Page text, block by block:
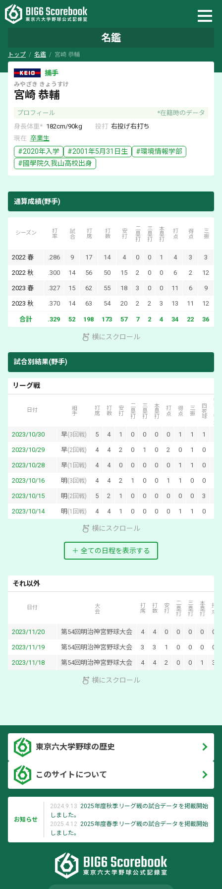
名鑑
トップ 名鑑 宮崎 恭輔
捕手
宮崎 恭輔
みやざき きょうすけ
プロフィール
*在籍時のデータ
身長体重* 182cm/90kg 投打 右投げ右打ち
現在 卒業生
#2020年入学 #2001年5月31日 生 #環境情報学部
#國學院久我山高校出身
通算成績(野手)
シーズン 打率 試合 打席 打数 安打 二塁打 三塁打 本塁打 打点 得点 三振
2022 春 .286 9 17 14 4 0 0 1 4 3 3
2022 秋 .300 14 56 50 15 2 0 0 6 2 12
2023 春 .327 15 62 55 18 3 0 0 11 6 9
2023 秋 .370 14 63 54 20 2 2 3 13 11 12
合計 .329 52 198 173 57 7 2 4 34 22 36
横にスクロール
試合別結果(野手)
リーグ戦
日付 相手 打席 打数 安打 二塁打 三塁打 本塁打 打点 得点 三振 四死球 犠打・犠飛
2023/10/30 早(3回戦) 5 4 1 0 0 0 0 1 1 1
2023/10/29 早(2回戦) 4 4 2 0 1 0 2 0 1 0
2023/10/28 早(1回戦) 4 4 0 0 0 0 0 1 1 0
2023/10/16 明 (3回戦) 4 4 2 1 0 0 1 1 0 0
2023/10/15 明 (2回戦) 5 2 1 0 0 0 0 0 0 3
2023/10/14 明 (1回戦) 4 4 1 0 0 0 0 1 1 0
横にスクロール
全ての日程を表示する
それ以外
日付 大会 打席 打数 安打 二塁打 三塁打 本塁打 打点
2023/11/20 第54回明治神宮野球大会 4 4 0 0 0 0 0
2023/11/19 第54回明治神宮野球大会 3 3 1 0 0 0 0
2023/11/18 第54回明治神宮野球大会 4 4 2 0 0 1 3
横にスクロール
東京六大学野球の歴史
このサイトについて
お知らせ
2024.9.13 2025年度秋季リーグ戦の試合データを掲載開始
しました。
2025.4.12 2025年度春季リーグ戦の試合データを掲載開始
しました。